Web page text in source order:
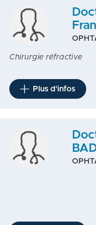
Chirurgie réfractive
Plus d'infos